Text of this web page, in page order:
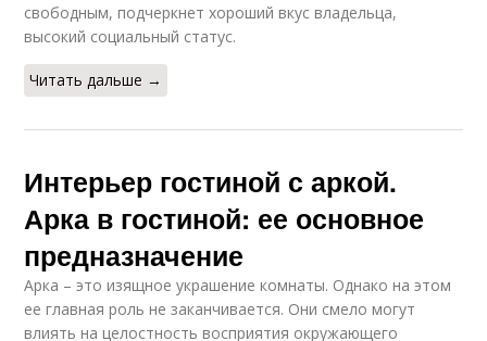
свободным, подчеркнет хороший вкус владельца,
высокий социальный статус.
Читать дальше →
Интерьер гостиной с аркой.
Арка в гостиной: ее основное
предназначение
Арка – это изящное украшение комнаты. Однако на этом
ее главная роль не заканчивается. Они смело могут
влиять на целостность восприятия окружающего